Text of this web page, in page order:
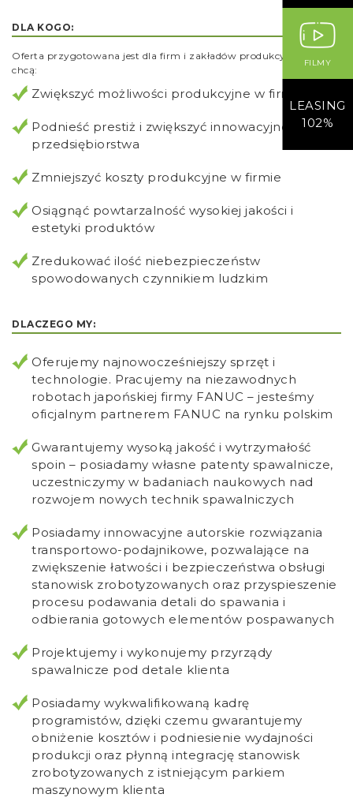
DLA KOGO:
Oferta przygotowana jest dla firm i zakładów produkcyjnych które
chcą:
Zwiększyć możliwości produkcyjne w firmie
Podnieść prestiż i zwiększyć innowacyjność
przedsiębiorstwa
Zmniejszyć koszty produkcyjne w firmie
Osiągnąć powtarzalność wysokiej jakości i
estetyki produktów
Zredukować ilość niebezpieczeństw
spowodowanych czynnikiem ludzkim
DLACZEGO MY:
Oferujemy najnowocześniejszy sprzęt i
technologie. Pracujemy na niezawodnych
robotach japońskiej firmy FANUC – jesteśmy
oficjalnym partnerem FANUC na rynku polskim
Gwarantujemy wysoką jakość i wytrzymałość
spoin – posiadamy własne patenty spawalnicze,
uczestniczymy w badaniach naukowych nad
rozwojem nowych technik spawalniczych
Posiadamy innowacyjne autorskie rozwiązania
transportowo-podajnikowe, pozwalające na
zwiększenie łatwości i bezpieczeństwa obsługi
stanowisk zrobotyzowanych oraz przyspieszenie
procesu podawania detali do spawania i
odbierania gotowych elementów pospawanych
Projektujemy i wykonujemy przyrządy
spawalnicze pod detale klienta
Posiadamy wykwalifikowaną kadrę
programistów, dzięki czemu gwarantujemy
obniżenie kosztów i podniesienie wydajności
produkcji oraz płynną integrację stanowisk
zrobotyzowanych z istniejącym parkiem
maszynowym klienta
FILMY
LEASING
102%